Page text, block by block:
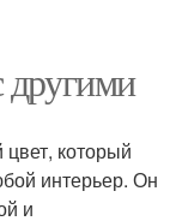
другими
который
интерьер. Он
и